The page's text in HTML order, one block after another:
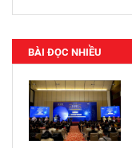
BÀI ĐỌC NHIỀU